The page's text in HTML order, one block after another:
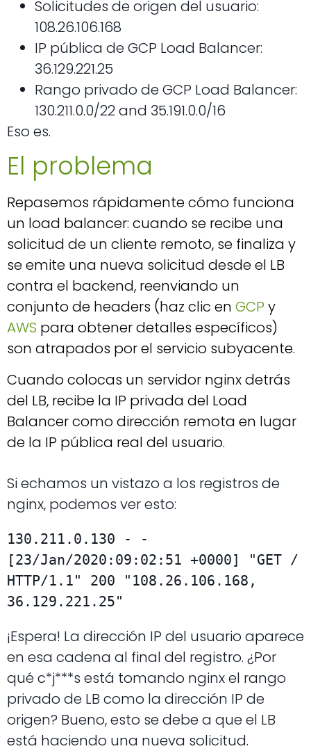
Solicitudes de origen del usuario:
108.26.106.168
IP pública de GCP Load Balancer:
36.129.221.25
Rango privado de GCP Load Balancer:
130.211.0.0/22 and 35.191.0.0/16
Eso es.
El problema
Repasemos rápidamente cómo funciona
un load balancer: cuando se recibe una
solicitud de un cliente remoto, se finaliza y
se emite una nueva solicitud desde el LB
contra el backend, reenviando un
conjunto de headers (haz clic en GCP y
AWS para obtener detalles específicos)
son atrapados por el servicio subyacente.
Cuando colocas un servidor nginx detrás
del LB, recibe la IP privada del Load
Balancer como dirección remota en lugar
de la IP pública real del usuario.
Si echamos un vistazo a los registros de
nginx, podemos ver esto:
130.211.0.130 - -
[23/Jan/2020:09:02:51 +0000] "GET /
HTTP/1.1" 200 "108.26.106.168,
36.129.221.25"
¡Espera! La dirección IP del usuario aparece
en esa cadena al final del registro. ¿Por
qué c*j***s está tomando nginx el rango
privado de LB como la dirección IP de
origen? Bueno, esto se debe a que el LB
está haciendo una nueva solicitud.